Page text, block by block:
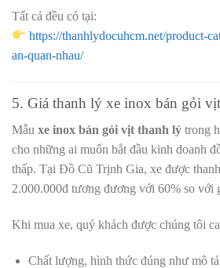
Tất cả đều có tại:
https://thanhlydocuhcm.net/product-
an-quan-nhau/
5. Giá thanh lý xe inox bán gỏi
Mẫu xe inox bán gỏi vịt thanh lý trong
cho những ai muốn bắt đầu kinh doanh
thấp. Tại Đồ Cũ Trịnh Gia, xe được
2.000.000đ tương đương với 60% so với
Khi mua xe, quý khách được chúng tôi
Chất lượng, hình thức đúng như mô tả